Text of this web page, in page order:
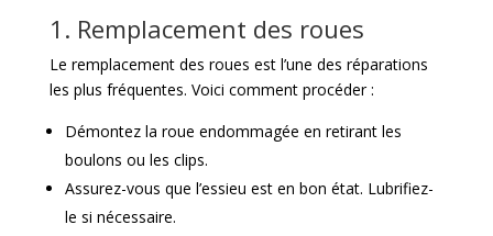
1. Remplacement des roues
Le remplacement des roues est l’une des réparations
les plus fréquentes. Voici comment procéder :
Démontez la roue endommagée en retirant les
boulons ou les clips.
Assurez-vous que l’essieu est en bon état. Lubrifiez-
le si nécessaire.